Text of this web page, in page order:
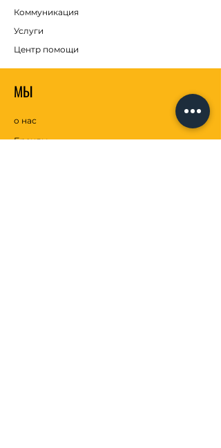
Коммуникация
Услуги
Центр помощи
МЫ
о нас
Бренды